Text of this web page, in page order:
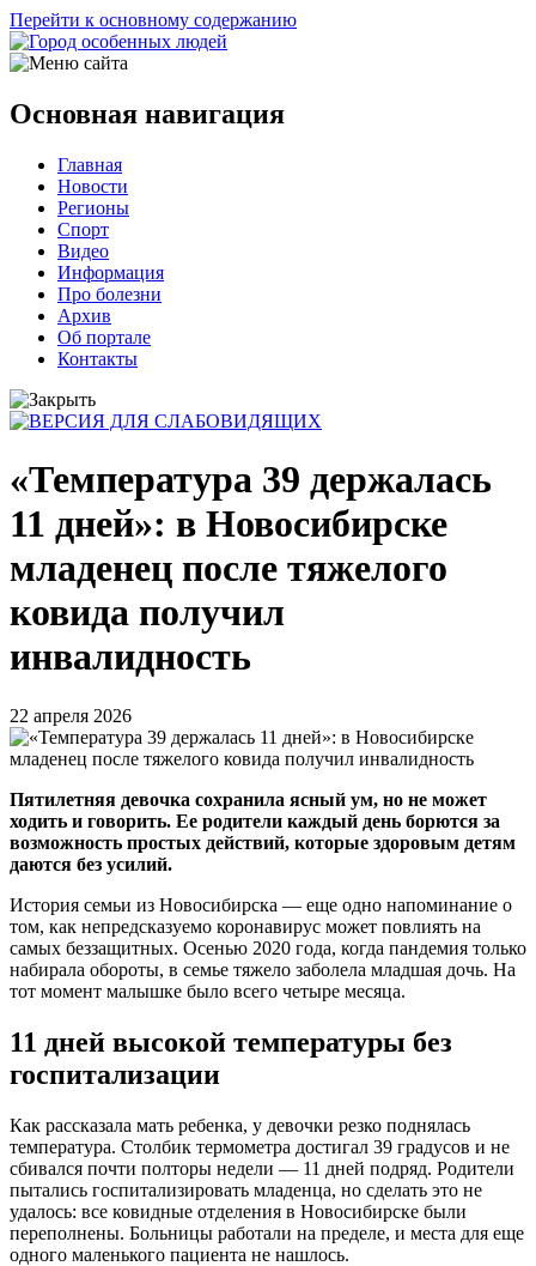
Перейти к основному содержанию
Основная навигация
Главная
Новости
Регионы
Спорт
Видео
Информация
Про болезни
Архив
Об портале
Контакты
«Температура 39 держалась
11 дней»: в Новосибирске
младенец после тяжелого
ковида получил
инвалидность
22 апреля 2026
Пятилетняя девочка сохранила ясный ум, но не может
ходить и говорить. Ее родители каждый день борются за
возможность простых действий, которые здоровым детям
даются без усилий.
История семьи из Новосибирска — еще одно напоминание о
том, как непредсказуемо коронавирус может повлиять на
самых беззащитных. Осенью 2020 года, когда пандемия только
набирала обороты, в семье тяжело заболела младшая дочь. На
тот момент малышке было всего четыре месяца.
11 дней высокой температуры без
госпитализации
Как рассказала мать ребенка, у девочки резко поднялась
температура. Столбик термометра достигал 39 градусов и не
сбивался почти полторы недели — 11 дней подряд. Родители
пытались госпитализировать младенца, но сделать это не
удалось: все ковидные отделения в Новосибирске были
переполнены. Больницы работали на пределе, и места для еще
одного маленького пациента не нашлось.